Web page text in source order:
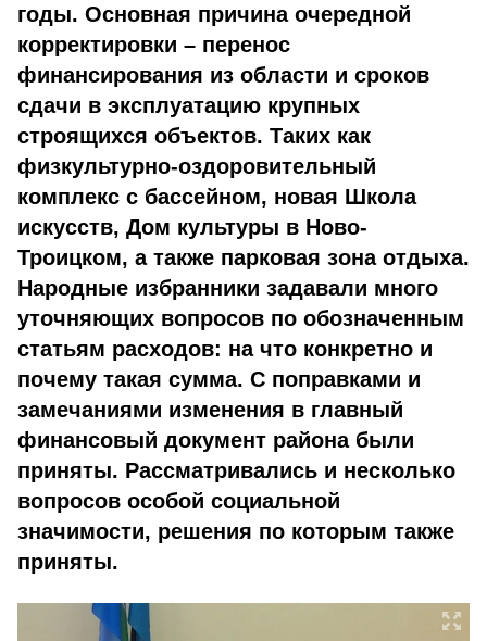
годы. Основная причина очередной
корректировки – перенос
финансирования из области и сроков
сдачи в эксплуатацию крупных
строящихся объектов. Таких как
физкультурно-оздоровительный
комплекс с бассейном, новая Школа
искусств, Дом культуры в Ново-
Троицком, а также парковая зона отдыха.
Народные избранники задавали много
уточняющих вопросов по обозначенным
статьям расходов: на что конкретно и
почему такая сумма. С поправками и
замечаниями изменения в главный
финансовый документ района были
приняты. Рассматривались и несколько
вопросов особой социальной
значимости, решения по которым также
приняты.